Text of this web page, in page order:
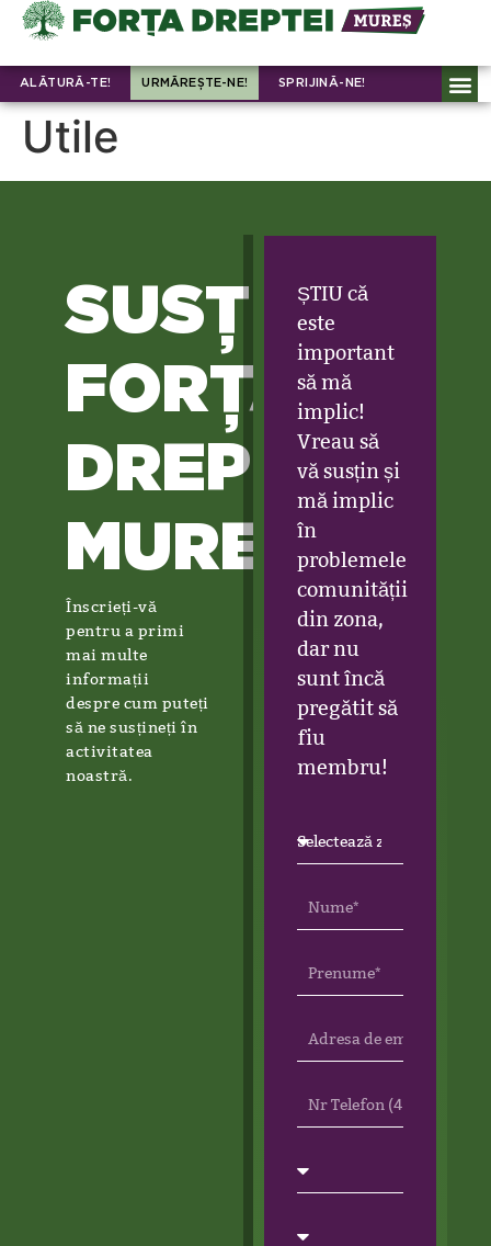
ALĂTURĂ-TE! URMĂREȘTE-NE! SPRIJINĂ-NE!
Utile
SUSȚINE
FORȚA
DREPTEI
MUREȘ
Înscrieți-vă
pentru a primi
mai multe
informații
despre cum puteți
să ne susțineți în
activitatea
noastră.
ȘTIU că
este
important
să mă
implic!
Vreau să
vă susțin și
mă implic
în
problemele
comunității
din zona,
dar nu
sunt încă
pregătit să
fiu
membru!